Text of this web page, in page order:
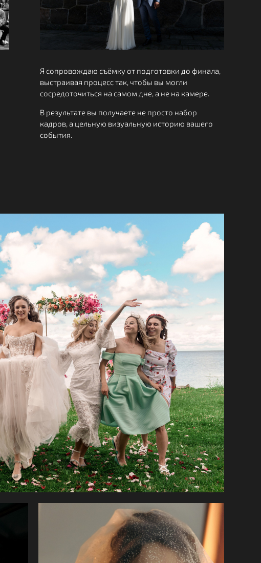
Я сопровождаю съёмку от подготовки до финала,
выстраивая процесс так, чтобы вы могли
сосредоточиться на самом дне, а не на камере.
В результате вы получаете не просто набор
кадров, а цельную визуальную историю вашего
события.